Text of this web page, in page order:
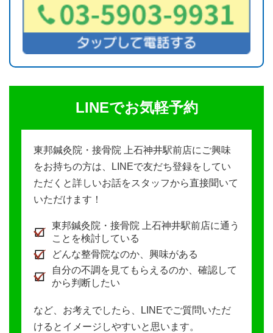
LINEでお気軽予約
東邦鍼灸院・接骨院 上石神井駅前店にご興味
をお持ちの方は、LINEで友だち登録をしてい
ただくと詳しいお話をスタッフから直接聞いて
いただけます！
東邦鍼灸院・接骨院 上石神井駅前店に通う
ことを検討している
どんな整骨院なのか、興味がある
自分の不調を見てもらえるのか、確認して
から判断したい
など、お考えでしたら、LINEでご質問いただ
けるとイメージしやすいと思います。